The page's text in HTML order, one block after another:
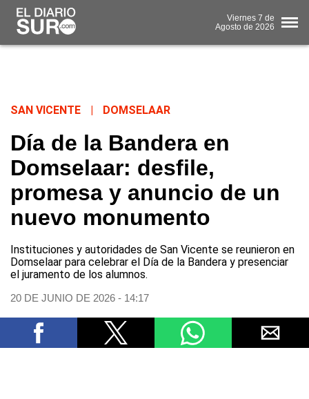
Viernes 7 de
Agosto de 2026
SAN VICENTE DOMSELAAR
Día de la Bandera en
Domselaar: desfile,
promesa y anuncio de un
nuevo monumento
Instituciones y autoridades de San Vicente se reunieron en
Domselaar para celebrar el Día de la Bandera y presenciar
el juramento de los alumnos.
20 DE JUNIO DE 2026 - 14:17